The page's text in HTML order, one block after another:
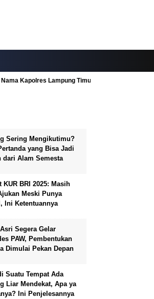
Kapolres Lampung Timur
Sering Mengikutimu?
yang Bisa Jadi
dari Alam Semesta
KUR BRI 2025: Masih
Meski Punya
Ini Ketentuannya
Segera Gelar
PAW, Pembentukan
Dimulai Pekan Depan
Suatu Tempat Ada
Liar Mendekat, Apa ya
Ini Penjelesannya